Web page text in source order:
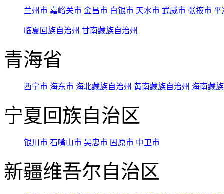
兰州市 嘉峪关市 金昌市 白银市 天水市 武威市 张掖市 平
临夏回族自治州 甘南藏族自治州
青海省
西宁市 海东市 海北藏族自治州 黄南藏族自治州 海南藏
宁夏回族自治区
银川市 石嘴山市 吴忠市 固原市 中卫市
新疆维吾尔自治区